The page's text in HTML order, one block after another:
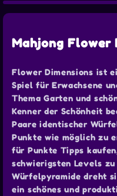
Mahjong Flower
Flower Dimensions ist
Spiel für Erwachsene
Thema Garten und
Kenner der Schönheit
Paare identischer
Punkte wie möglich zu
für Punkte Tipps
schwierigsten Levels zu
Würfelpyramide dreht
ein schönes und